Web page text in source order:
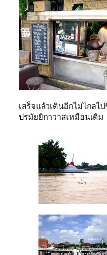
เสร็จแล้วเดินอีกไม่ไกลไ
ปรมัยยิกาวาสเหมือนเดิม